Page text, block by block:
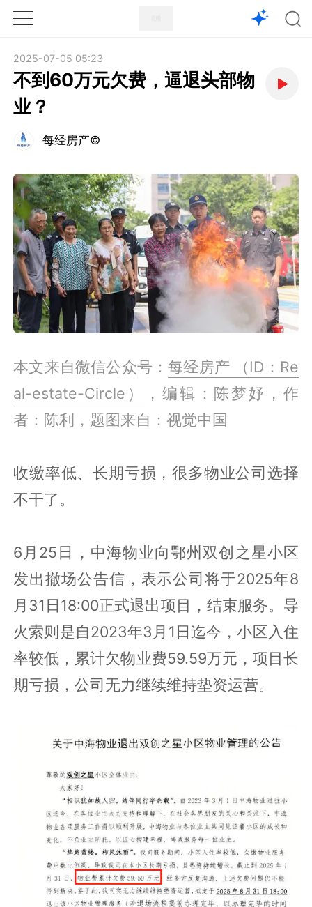
1X
2025-07-05 05:23
不到60万元欠费，逼退头部物
业？
每经房产©
本文来自微信公众号：每经房产 （ID：Re
al-estate-Circle）
，编辑：陈梦妤，作
者：陈利，题图来自：视觉中国
收缴率低、长期亏损，很多物业公司选择
不干了。
6月25日，中海物业向鄂州双创之星小区
发出撤场公告信，表示公司将于2025年8
月31日18:00正式退出项目，结束服务。导
火索则是自2023年3月1日迄今，小区入住
率较低，累计欠物业费59.59万元，项目长
期亏损，公司无力继续维持垫资运营。